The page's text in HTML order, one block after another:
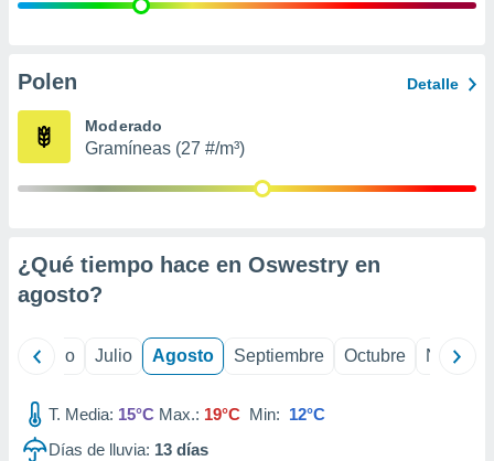
publicidad
de
Polen Detalle
Moderado
Gramíneas (27 #/m³)
¿Qué tiempo hace en Oswestry en
agosto?
Junio Julio Agosto Septiembre Octubre
T. Media: 15°C Max.: 19°C Min: 12°C
Días de lluvia: 13 días